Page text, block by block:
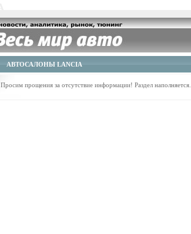
АВТОСАЛОНЫ LANCIA
Просим прощения за отсутствие информации! Раздел